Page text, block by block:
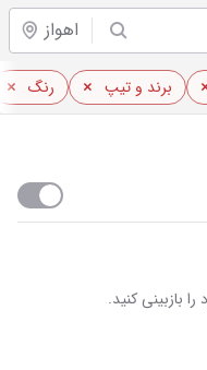
اهواز
برند و تیپ رنگ
بازبینی کنید.